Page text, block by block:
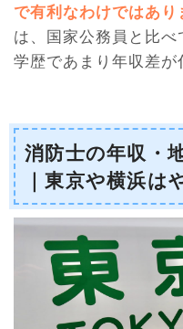
で有利なわけではあり
は、国家公務員と比
学歴であまり年収差が
消防士の年収・
｜東京や横浜は